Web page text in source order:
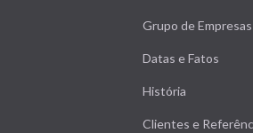
Grupo de Empresas
Datas e Fatos
História
Clientes e